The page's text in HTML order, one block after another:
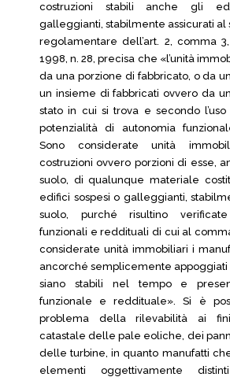
costruzioni stabili anche gli
galleggianti, stabilmente assicurati al
regolamentare dell’art. 2, comma
1998, n. 28, precisa che «l’unità
da una porzione di fabbricato, o da
un insieme di fabbricati ovvero da
stato in cui si trova e secondo
potenzialità di autonomia
Sono considerate unità
costruzioni ovvero porzioni di esse,
suolo, di qualunque materiale
edifici sospesi o galleggianti,
suolo, purché risultino
funzionali e reddituali di cui al
considerate unità immobiliari i
ancorché semplicemente appoggiati
siano stabili nel tempo e
funzionale e reddituale». Si è
problema della rilevabilità ai
catastale delle pale eoliche, dei
delle turbine, in quanto manufatti
elementi oggettivamente